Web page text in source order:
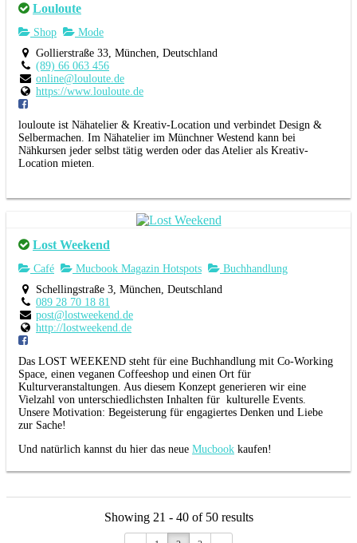
Louloute
Shop
Mode
Gollierstraße 33, München, Deutschland
(89) 66 063 456
online@louloute.de
https://www.louloute.de
louloute ist Nähatelier & Kreativ-Location und verbindet Design &
Selbermachen. Im Nähatelier im Münchner Westend kann bei
Nähkursen jeder selbst tätig werden oder das Atelier als Kreativ-
Location mieten.
Lost Weekend
Café Mucbook Magazin Hotspots
Buchhandlung
Schellingstraße 3, München, Deutschland
089 28 70 18 81
post@lostweekend.de
http://lostweekend.de
Das LOST WEEKEND steht für eine Buchhandlung mit Co-Working
Space, einen veganen Coffeeshop und einen Ort für
Kulturveranstaltungen. Aus diesem Konzept generieren wir eine
Vielzahl von unterschiedlichsten Inhalten für kulturelle Events.
Unsere Motivation: Begeisterung für engagiertes Denken und Liebe
zur Sache!
Und natürlich kannst du hier das neue Mucbook kaufen!
Showing 21 - 40 of 50 results